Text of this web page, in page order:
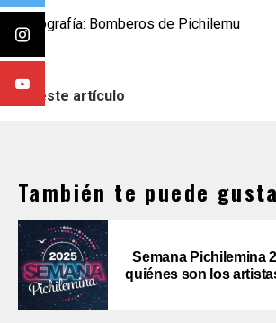
Fotografía: Bomberos de Pichilemu
En este artículo
También te puede
Semana Pichilemina
quiénes son los